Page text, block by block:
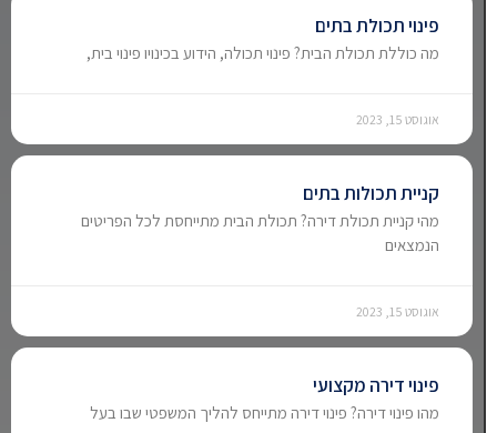
פינוי תכולת בתים
מה כוללת תכולת הבית? פינוי תכולה, הידוע בכינויו פינוי בית,
אוגוסט 15, 2023
קניית תכולות בתים
מהי קניית תכולת דירה? תכולת הבית מתייחסת לכל הפריטים
הנמצאים
אוגוסט 15, 2023
פינוי דירה מקצועי
מהו פינוי דירה? פינוי דירה מתייחס להליך המשפטי שבו בעל